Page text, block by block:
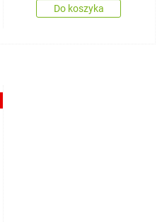
Do koszyka